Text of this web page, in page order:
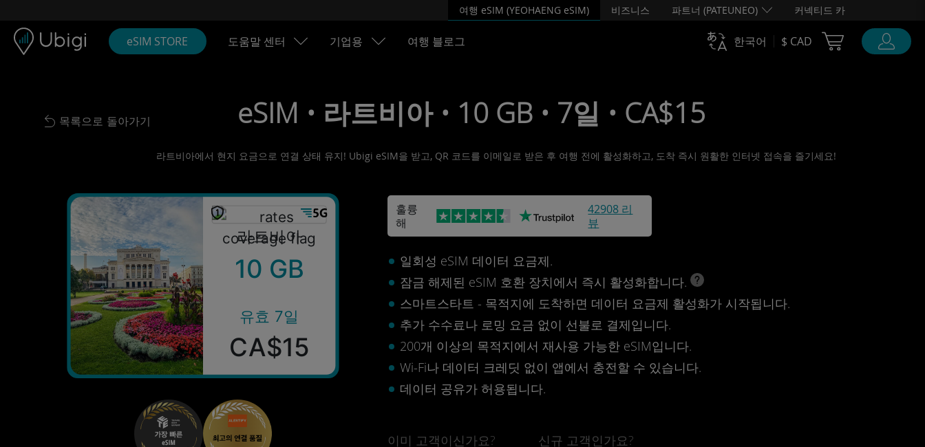
여행 eSIM (YEOHAENG eSIM) 비즈니스 파트너 (PATEUNEO) 커넥티드 카
eSIM STORE 도움말 센터 기업용 여행 블로그 한국어 $ CAD Cart Ubigi
Back to list
목록으로 돌아가기 eSIM • 라트비아 • 10 GB • 7일 • CA$15
라트비아에서 현지 요금으로 연결 상태 유지! Ubigi eSIM을 받고, QR 코드를 이메일로 받은 후 여행 전에 활성화하고, 도착 즉시 원활한 인터넷 접속을 즐기세요!
라트비아
10 GB
유효 7일
CA$15
훌륭
해
42908 리
뷰
일회성 eSIM 데이터 요금제.
잠금 해제된 eSIM 호환 장치에서 즉시 활성화합니다.
스마트스타트 - 목적지에 도착하면 데이터 요금제 활성화가 시작됩니다.
추가 수수료나 로밍 요금 없이 선불로 결제입니다.
200개 이상의 목적지에서 재사용 가능한 eSIM입니다.
Wi-Fi나 데이터 크레딧 없이 앱에서 충전할 수 있습니다.
데이터 공유가 허용됩니다.
이미 고객이신가요?
신규 고객인가요?